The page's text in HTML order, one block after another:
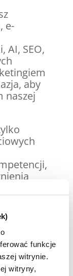
funkcje
witrynie.
witryny,
e-
AI, SEO,
aby
naszej